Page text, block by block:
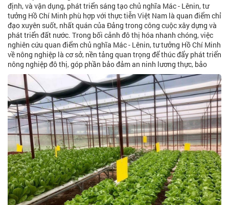
định, và vận dụng, phát triển sáng tạo chủ nghĩa Mác - Lênin, tư
tưởng Hồ Chí Minh phù hợp với thực tiễn Việt Nam là quan điểm chỉ
đạo xuyên suốt, nhất quán của Đảng trong công cuộc xây dựng và
phát triển đất nước. Trong bối cảnh đô thị hóa nhanh chóng, việc
nghiên cứu quan điểm chủ nghĩa Mác - Lênin, tư tưởng Hồ Chí Minh
về nông nghiệp là cơ sở, nền tảng quan trọng để thúc đẩy phát triển
nông nghiệp đô thị, góp phần bảo đảm an ninh lương thực, bảo